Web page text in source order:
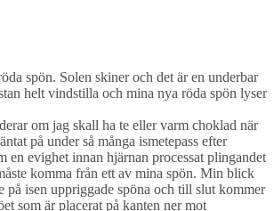
spön. Solen skiner och det är en underbar
helt vindstilla och mina nya röda spön lyser
om jag skall ha te eller varm choklad när
på under så många ismetepass efter
en evighet innan hjärnan processat plingandet
komma från ett av mina spön. Min blick
på isen uppriggade spöna och till slut kommer
som är placerat på kanten ner mot